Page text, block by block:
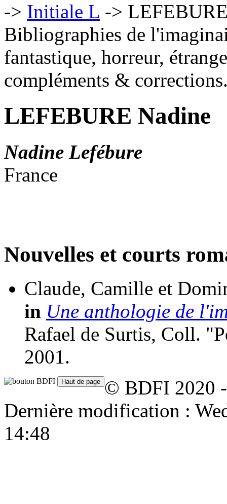
Initiale L
Bibliographies de
fantastique, horreur,
compléments &
LEFEBURE Nadine
Nadine Lefébure
France
Nouvelles et courts
Claude, Camille et
in Une anthologie de
Rafael de Surtis, Coll.
2001.
© BDFI 2020
Dernière modification :
14:48